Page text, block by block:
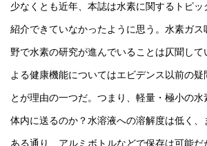
少なくとも近年、本誌は水素に関するトピッ
紹介できていなかったように思う。水素ガ
野で水素の研究が進んでいることは仄聞して
よる健康機能についてはエビデンス以前の疑
とが理由の一つだ。つまり、軽量・極小の
体内に送るのか？水溶液への溶解度は低く、
ある通り、アルミボトルなどで保存は可能だ